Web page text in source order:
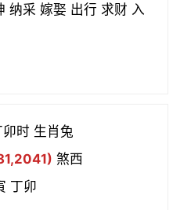
纳采 嫁娶 出行 求财 入
卯时 生肖兔
煞西
丁卯